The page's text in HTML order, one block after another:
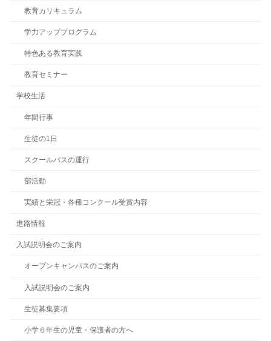
教育カリキュラム
学力アッププログラム
特色ある教育実践
教育セミナー
学校生活
年間行事
生徒の1日
スクールバスの運行
部活動
実績と栄冠・各種コンクール受賞内容
進路情報
入試説明会のご案内
オープンキャンパスのご案内
入試説明会のご案内
生徒募集要項
小学６年生の児童・保護者の方へ